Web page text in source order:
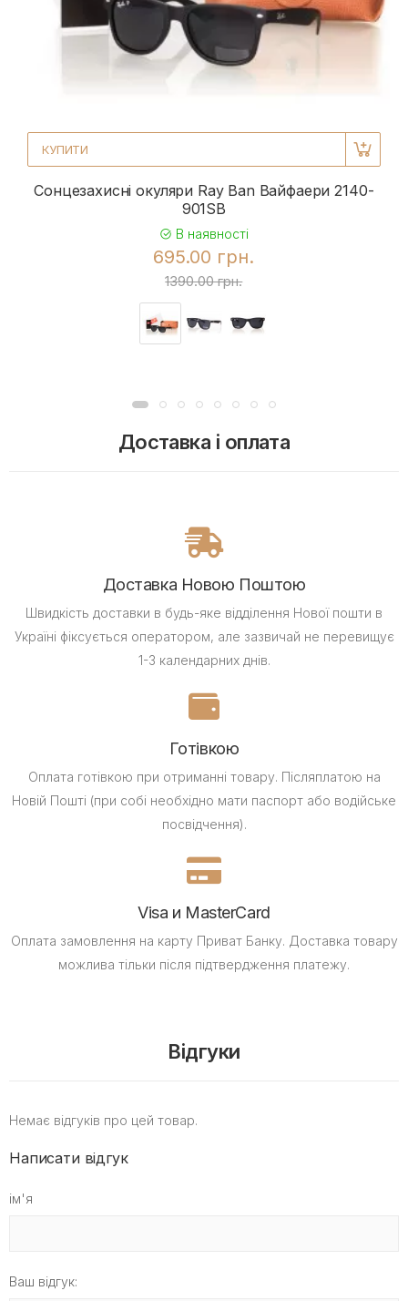
КУПИТИ
Сонцезахисні окуляри Ray Ban Вайфаери 2140-
901SB
В наявності
695.00 грн.
1390.00 грн.
Доставка і оплата
Доставка Новою Поштою
Швидкість доставки в будь-яке відділення Нової пошти в
Україні фіксується оператором, але зазвичай не перевищує
1-3 календарних днів.
Готівкою
Оплата готівкою при отриманні товару. Післяплатою на
Новій Пошті (при собі необхідно мати паспорт або водійське
посвідчення).
Visa и MasterCard
Оплата замовлення на карту Приват Банку. Доставка товару
можлива тільки після підтвердження платежу.
Відгуки
Немає відгуків про цей товар.
Написати відгук
ім'я
Ваш відгук: